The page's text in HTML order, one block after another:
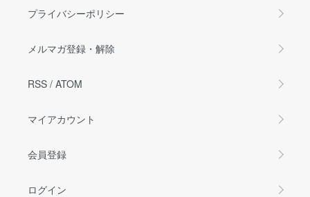
プライバシーポリシー
メルマガ登録・解除
RSS / ATOM
マイアカウント
会員登録
ログイン